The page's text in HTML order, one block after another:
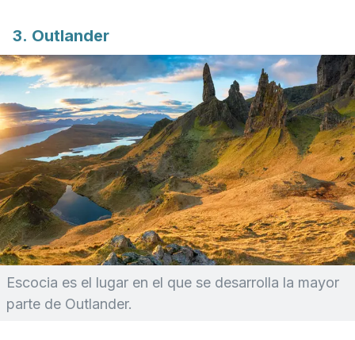
3. Outlander
Escocia es el lugar en el que se desarrolla la mayor
parte de Outlander.